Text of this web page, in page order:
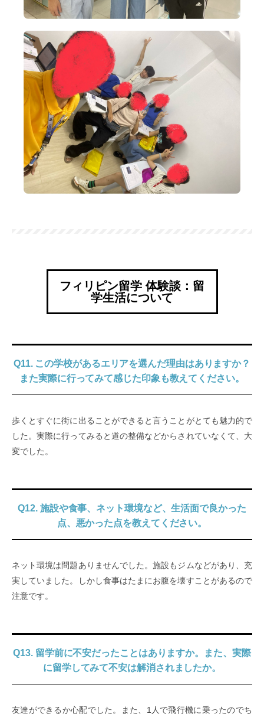
フィリピン留学 体験談：留
学生活について
Q11. この学校があるエリアを選んだ理由はありますか？
また実際に行ってみて感じた印象も教えてください。
歩くとすぐに街に出ることができると言うことがとても魅力的で
した。実際に行ってみると道の整備などからされていなくて、大
変でした。
Q12. 施設や食事、ネット環境など、生活面で良かった
点、悪かった点を教えてください。
ネット環境は問題ありませんでした。施設もジムなどがあり、充
実していました。しかし食事はたまにお腹を壊すことがあるので
注意です。
Q13. 留学前に不安だったことはありますか。また、実際
に留学してみて不安は解消されましたか。
友達ができるか心配でした。また、1人で飛行機に乗ったのでち